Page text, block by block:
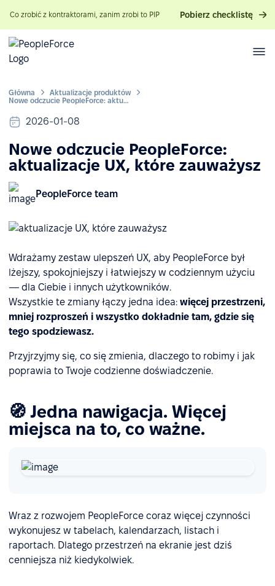
Co zrobić z kontraktorami, zanim zrobi to PIP Pobierz checklistę
Główna
Aktualizacje produktów
Nowe odczucie PeopleForce: aktualizacje UX, które zauważysz
2026-01-08
Nowe odczucie PeopleForce:
aktualizacje UX, które zauważysz
PeopleForce team
Wdrażamy zestaw ulepszeń UX, aby PeopleForce był
lżejszy, spokojniejszy i łatwiejszy w codziennym użyciu
— dla Ciebie i innych użytkowników.
Wszystkie te zmiany łączy jedna idea: więcej przestrzeni,
mniej rozproszeń i wszystko dokładnie tam, gdzie się
tego spodziewasz.
Przyjrzyjmy się, co się zmienia, dlaczego to robimy i jak
poprawia to Twoje codzienne doświadczenie.
🧭 Jedna nawigacja. Więcej
miejsca na to, co ważne.
Wraz z rozwojem PeopleForce coraz więcej czynności
wykonujesz w tabelach, kalendarzach, listach i
raportach. Dlatego przestrzeń na ekranie jest dziś
cenniejsza niż kiedykolwiek.